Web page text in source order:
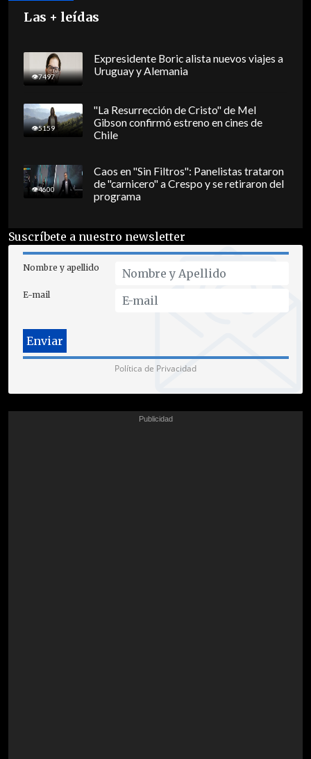
Las + leídas
7497
Expresidente Boric alista nuevos viajes a
Uruguay y Alemania
5159
"La Resurrección de Cristo" de Mel
Gibson confirmó estreno en cines de
Chile
4600
Caos en "Sin Filtros": Panelistas trataron
de "carnicero" a Crespo y se retiraron del
programa
Suscríbete a nuestro newsletter
Nombre y apellido
E-mail
Política de Privacidad